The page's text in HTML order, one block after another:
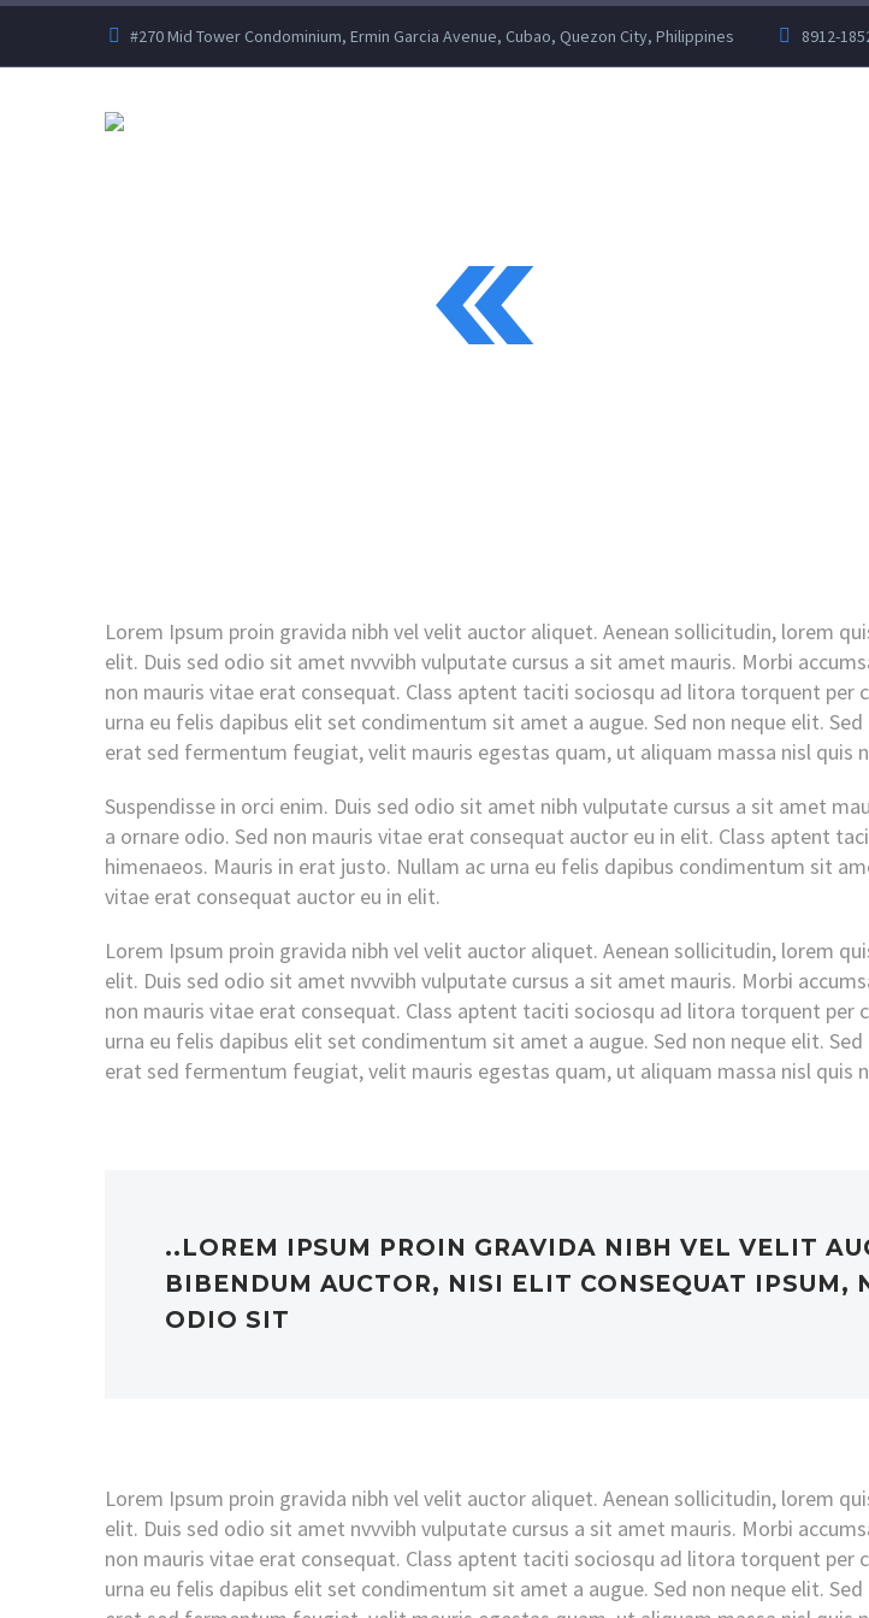
#270 Mid Tower Condominium, Ermin Garcia Avenue, Cubao, Quezon City, Philippines 8912-
Lorem Ipsum proin gravida nibh vel velit auctor aliquet. Aenean sollicitudin, lorem
elit. Duis sed odio sit amet nvvvibh vulputate cursus a sit amet mauris. Morbi
non mauris vitae erat consequat. Class aptent taciti sociosqu ad litora torquent per
urna eu felis dapibus elit set condimentum sit amet a augue. Sed non neque elit.
erat sed fermentum feugiat, velit mauris egestas quam, ut aliquam massa nisl quis
Suspendisse in orci enim. Duis sed odio sit amet nibh vulputate cursus a sit amet
a ornare odio. Sed non mauris vitae erat consequat auctor eu in elit. Class aptent
himenaeos. Mauris in erat justo. Nullam ac urna eu felis dapibus condimentum sit
vitae erat consequat auctor eu in elit.
Lorem Ipsum proin gravida nibh vel velit auctor aliquet. Aenean sollicitudin, lorem
elit. Duis sed odio sit amet nvvvibh vulputate cursus a sit amet mauris. Morbi
non mauris vitae erat consequat. Class aptent taciti sociosqu ad litora torquent per
urna eu felis dapibus elit set condimentum sit amet a augue. Sed non neque elit.
erat sed fermentum feugiat, velit mauris egestas quam, ut aliquam massa nisl quis
..LOREM IPSUM PROIN GRAVIDA NIBH VEL VELIT
BIBENDUM AUCTOR, NISI ELIT CONSEQUAT IPSUM,
ODIO SIT
Lorem Ipsum proin gravida nibh vel velit auctor aliquet. Aenean sollicitudin, lorem
elit. Duis sed odio sit amet nvvvibh vulputate cursus a sit amet mauris. Morbi
non mauris vitae erat consequat. Class aptent taciti sociosqu ad litora torquent per
urna eu felis dapibus elit set condimentum sit amet a augue. Sed non neque elit.